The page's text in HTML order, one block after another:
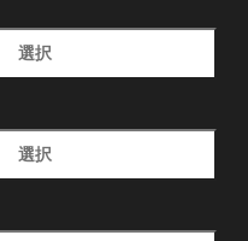
選択
選択